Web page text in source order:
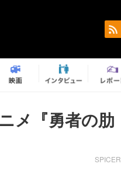
メ『勇者の肋
SPICER